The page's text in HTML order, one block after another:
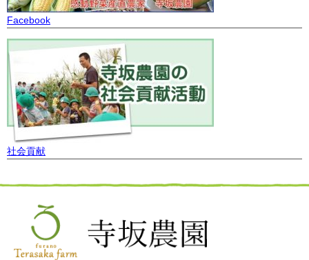
Facebook
社会貢献